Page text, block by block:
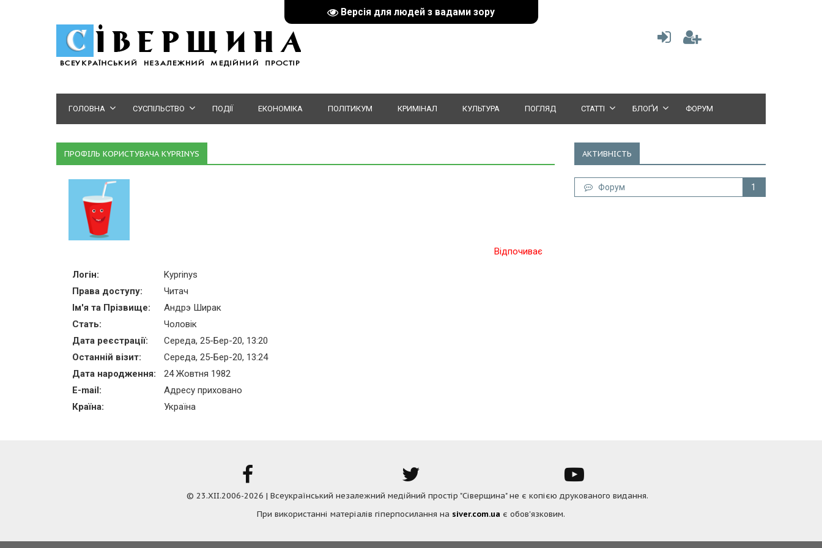
Версія для людей з вадами зору
ГОЛОВНА СУСПІЛЬСТВО ПОДІЇ ЕКОНОМІКА ПОЛІТИКУМ КРИМІНАЛ КУЛЬТУРА ПОГЛЯД СТАТТІ БЛОҐИ ФОРУМ
ПРОФІЛЬ КОРИСТУВАЧА KYPRINYS
Відпочиває
Логін:
Kyprinys
Права доступу:
Читач
Ім'я та Прізвище:
Андрэ Ширак
Стать:
Чоловік
Дата реєстрації:
Середа, 25-Бер-20, 13:20
Останній візит:
Середа, 25-Бер-20, 13:24
Дата народження:
24 Жовтня 1982
E-mail:
Адресу приховано
Країна:
Україна
АКТИВНІСТЬ
Форум 1
© 23.XII.2006-2026 | Всеукраїнський незалежний медійний простір "Сіверщина" не є копією друкованого видання.
При використанні матеріалів гіперпосилання на siver.com.ua є обов'язковим.